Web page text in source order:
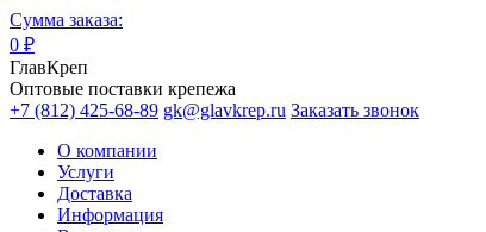
Сумма заказа:
0 ₽
ГлавКреп
Оптовые поставки крепежа
+7 (812) 425-68-89 gk@glavkrep.ru Заказать звонок
О компании
Услуги
Доставка
Информация